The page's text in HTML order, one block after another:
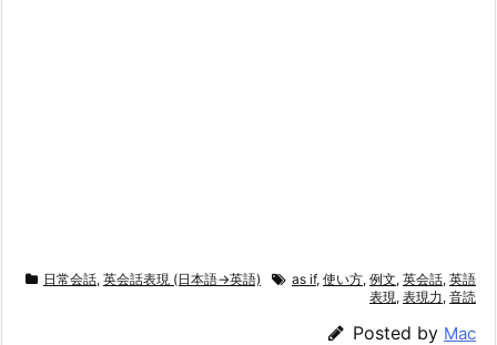
日常会話, 英会話表現 (日本語→英語) as if, 使い方, 例文, 英会話, 英語
表現, 表現力, 音読
Posted by Mac